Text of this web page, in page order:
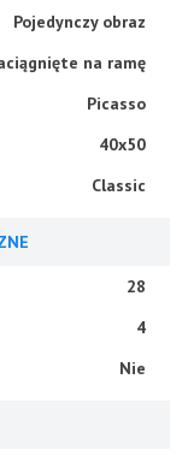
Pojedynczy obraz
na ramę
Picasso
40x50
Classic
28
4
Nie